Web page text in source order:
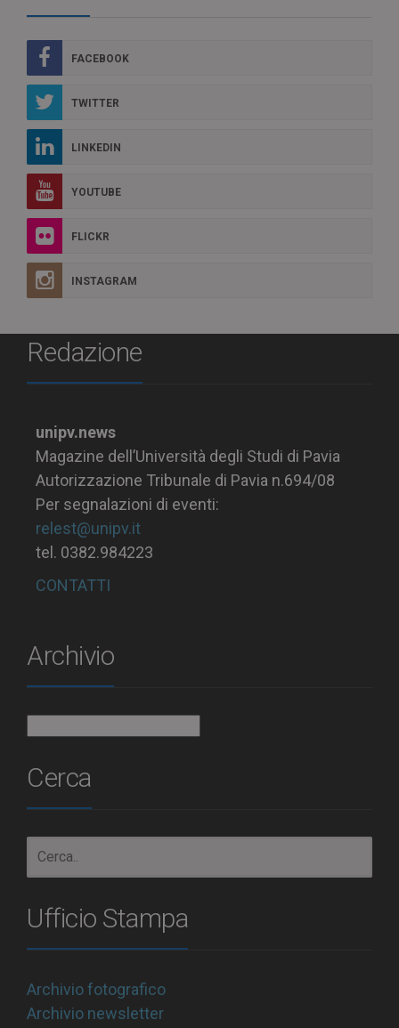
FACEBOOK
TWITTER
LINKEDIN
YOUTUBE
FLICKR
INSTAGRAM
Redazione
unipv.news
Magazine dell’Università degli Studi di Pavia
Autorizzazione Tribunale di Pavia n.694/08
Per segnalazioni di eventi:
relest@unipv.it
tel. 0382.984223
CONTATTI
Archivio
Cerca
Ufficio Stampa
Archivio fotografico
Archivio newsletter